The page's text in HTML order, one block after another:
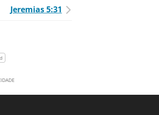
Jeremias 5:31